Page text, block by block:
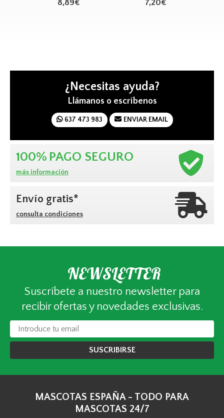
8,89€ 7,20€
¿Necesitas ayuda?
Llámanos o escríbenos
637 473 983 ENVIAR EMAIL
100% PAGO SEGURO
más información
Envío gratis*
consulta condiciones
NEWSLETTER
Suscríbete a nuestro newsletter para
recibir ofertas y novedades exclusivas.
SUSCRIBIRSE
MASCOTAS ESPAÑA - TODO PARA
MASCOTAS 24/7